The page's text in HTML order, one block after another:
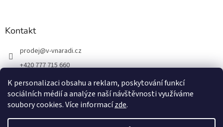
K personalizaci obsahu a reklam, poskytování funkcí
sociálních médií a analýze naší návštěvnosti využíváme
soubory cookies. Více informacízde.
Kontakt
prodej@v-vnaradi.cz
+420 777 715 660